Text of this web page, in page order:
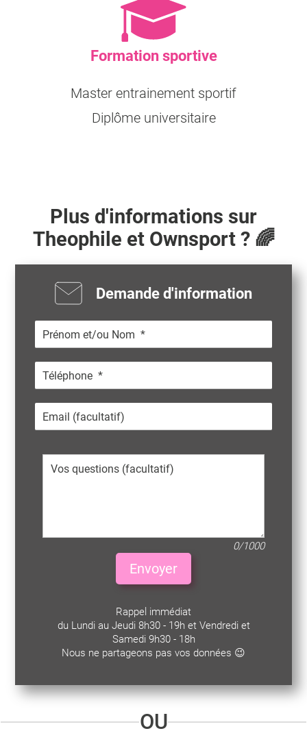
Formation sportive
Master entrainement sportif
Diplôme universitaire
Plus d'informations sur
Theophile et Ownsport ? 🌈
Demande d'information
0/1000
Envoyer
Rappel immédiat
du Lundi au Jeudi 8h30 - 19h et Vendredi et
Samedi 9h30 - 18h
Nous ne partageons pas vos données 😉
OU